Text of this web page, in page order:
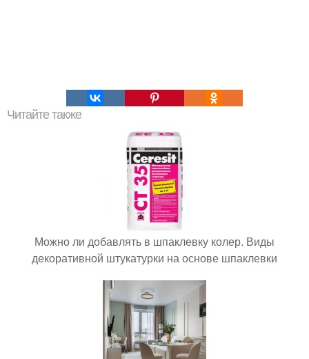
Читайте также
Можно ли добавлять в шпаклевку колер. Виды
декоративной штукатурки на основе шпаклевки